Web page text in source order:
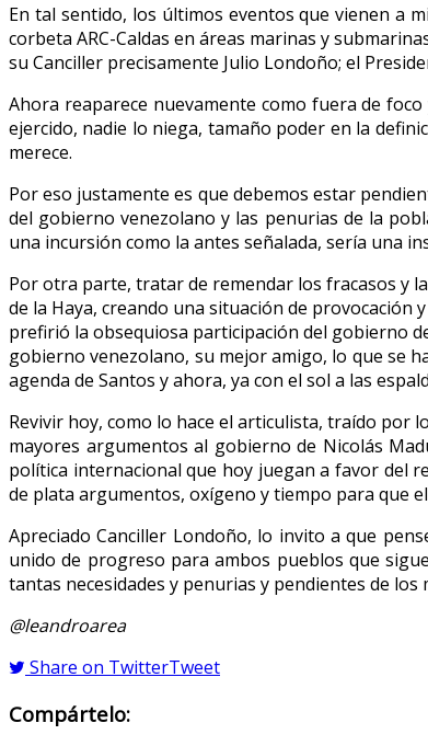
En tal sentido, los últimos eventos que vienen a
corbeta ARC-Caldas en áreas marinas y
su Canciller precisamente Julio Londoño; el
Ahora reaparece nuevamente como fuera de
ejercido, nadie lo niega, tamaño poder en la
merece.
Por eso justamente es que debemos estar
del gobierno venezolano y las penurias de la
una incursión como la antes señalada, sería una
Por otra parte, tratar de remendar los fracasos y
de la Haya, creando una situación de
prefirió la obsequiosa participación del gobierno
gobierno venezolano, su mejor amigo, lo que se
agenda de Santos y ahora, ya con el sol a las
Revivir hoy, como lo hace el articulista, traído por
mayores argumentos al gobierno de Nicolás
política internacional que hoy juegan a favor del
de plata argumentos, oxígeno y tiempo para que
Apreciado Canciller Londoño, lo invito a que
unido de progreso para ambos pueblos que
tantas necesidades y penurias y pendientes de
@leandroarea
Share on TwitterTweet
Compártelo: